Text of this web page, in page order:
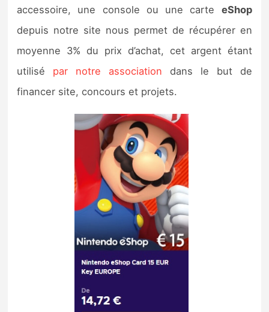
accessoire, une console ou une carte eShop
depuis notre site nous permet de récupérer en
moyenne 3% du prix d’achat, cet argent étant
utilisé par notre association dans le but de
financer site, concours et projets.